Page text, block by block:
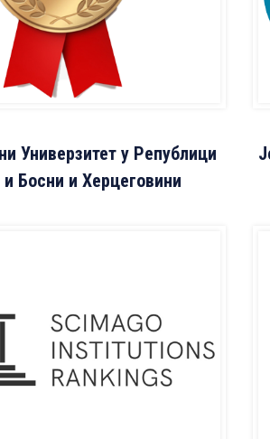
Универзитет у Републици
и Босни и Херцеговини